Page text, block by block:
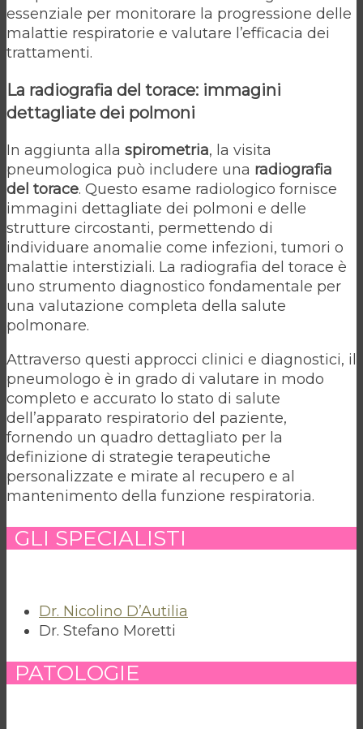
essenziale per monitorare la progressione delle
malattie respiratorie e valutare l’efficacia dei
trattamenti.
La radiografia del torace: immagini
dettagliate dei polmoni
In aggiunta alla spirometria, la visita
pneumologica può includere una radiografia
del torace. Questo esame radiologico fornisce
immagini dettagliate dei polmoni e delle
strutture circostanti, permettendo di
individuare anomalie come infezioni, tumori o
malattie interstiziali. La radiografia del torace è
uno strumento diagnostico fondamentale per
una valutazione completa della salute
polmonare.
Attraverso questi approcci clinici e diagnostici, il
pneumologo è in grado di valutare in modo
completo e accurato lo stato di salute
dell’apparato respiratorio del paziente,
fornendo un quadro dettagliato per la
definizione di strategie terapeutiche
personalizzate e mirate al recupero e al
mantenimento della funzione respiratoria.
GLI SPECIALISTI
Dr. Nicolino D’Autilia
Dr. Stefano Moretti
PATOLOGIE